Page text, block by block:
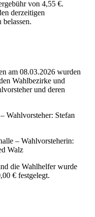
von 4,55 €.
derzeitigen
am 08.03.2026 wurden
Wahlbezirke und
und deren
Wahlvorsteher: Stefan
– Wahlvorsteherin:
Walz
die Wahlhelfer wurde
€ festgelegt.